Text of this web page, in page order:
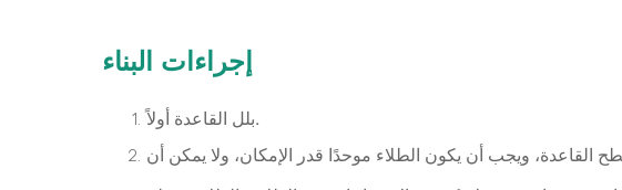
إجراءات البناء
بلل القاعدة أولاً.
القاعدة، ويجب أن يكون الطلاء موحدًا قدر الإمكان، ولا يمكن أن